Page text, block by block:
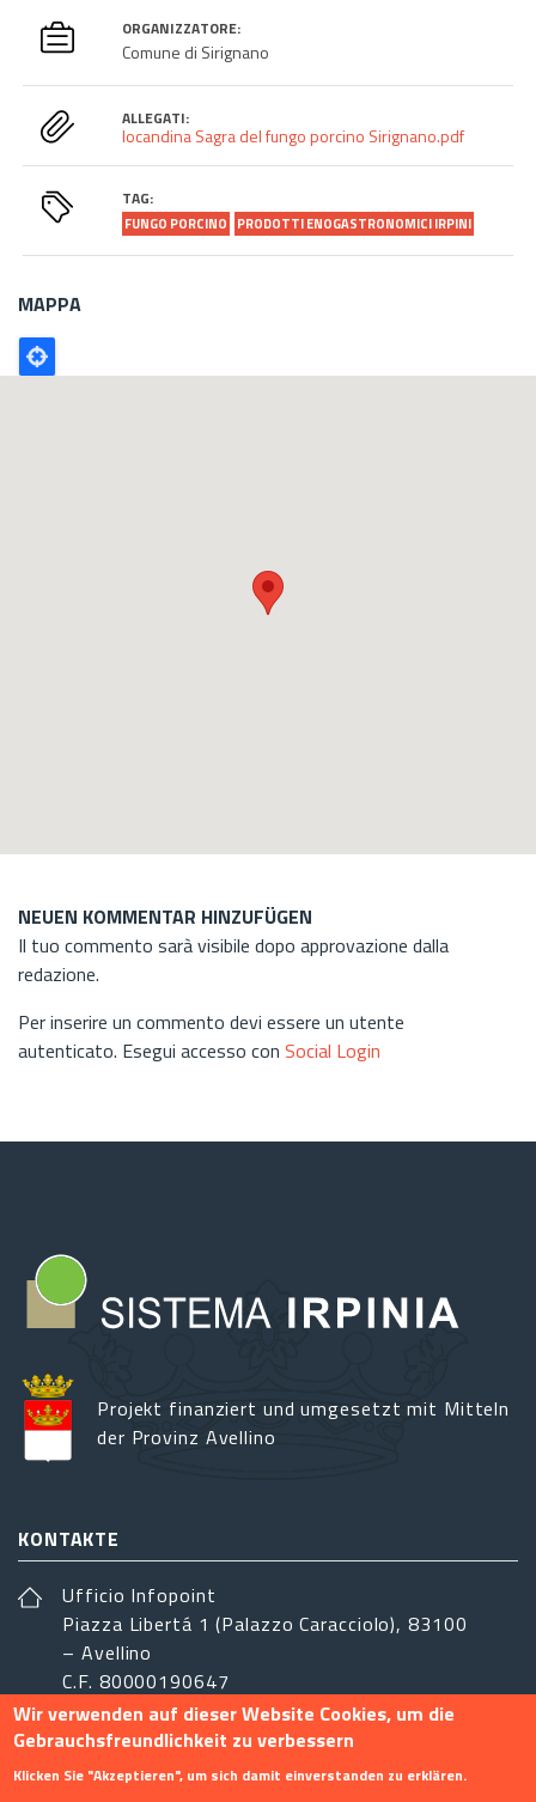
ORGANIZZATORE:
Comune di Sirignano
ALLEGATI:
locandina Sagra del fungo porcino Sirignano.pdf
TAG:
FUNGO PORCINO PRODOTTI ENOGASTRONOMICI IRPINI
MAPPA
Poligono
GEO
NEUEN KOMMENTAR HINZUFÜGEN
Il tuo commento sarà visibile dopo approvazione dalla
redazione.
Per inserire un commento devi essere un utente
autenticato. Esegui accesso con Social Login
Projekt finanziert und umgesetzt mit Mitteln
der Provinz Avellino
KONTAKTE
Ufficio Infopoint
Piazza Libertá 1 (Palazzo Caracciolo), 83100
– Avellino
C.F. 80000190647
sistemairpinia@provincia.avellino.it
FOLGEN SIE UNS
Wir verwenden auf dieser Website Cookies, um die
Gebrauchsfreundlichkeit zu verbessern
Klicken Sie "Akzeptieren", um sich damit einverstanden zu erklären.